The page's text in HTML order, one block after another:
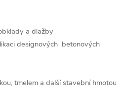
a dlažby
designových betonových
tmelem a další stavební hmotou